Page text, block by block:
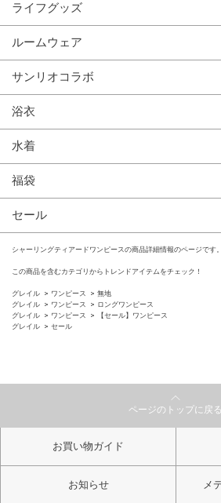
ライフグッズ
ルームウェア
サンリオコラボ
浴衣
水着
福袋
セール
シャーリングティアードワンピースの商品詳細情報のページです。
この商品を含むカテゴリからトレンドアイテムをチェック！
グレイル ワンピース
無地
グレイル
ワンピース
ロングワンピース
グレイル
ワンピース
【セール】ワンピース
グレイル
セール
ページのトップに戻る
お買い物ガイド
お知らせ メ